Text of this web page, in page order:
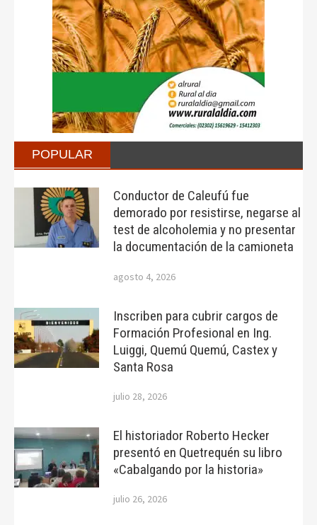
POPULAR
Conductor de Caleufú fue
demorado por resistirse, negarse al
test de alcoholemia y no presentar
la documentación de la camioneta
agosto 4, 2026
Inscriben para cubrir cargos de
Formación Profesional en Ing.
Luiggi, Quemú Quemú, Castex y
Santa Rosa
julio 28, 2026
El historiador Roberto Hecker
presentó en Quetrequén su libro
«Cabalgando por la historia»
julio 26, 2026